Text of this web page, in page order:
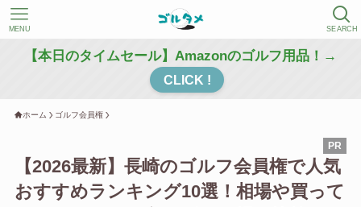
SEARCH
MENU
【本日のタイムセール】Amazonのゴルフ用品！→
CLICK !
ホーム ゴルフ会員権
【2026最新】長崎のゴルフ会員権で人気
おすすめランキング10選！相場や買って